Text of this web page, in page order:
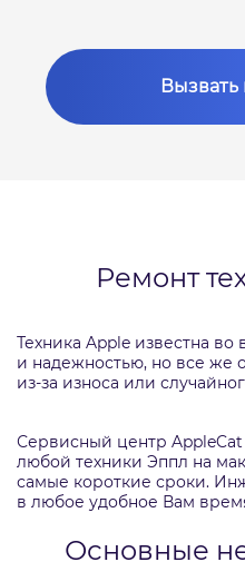
Ремонт
Техника Apple известна
и надежностью, но все же
из-за износа или
Сервисный центр
любой техники Эппл на
самые короткие сроки.
в любое удобное Вам
Основные